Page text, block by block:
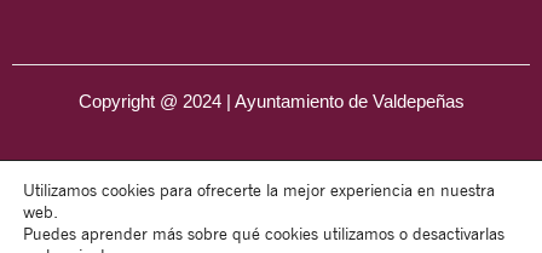
Copyright @ 2024 | Ayuntamiento de Valdepeñas
Utilizamos cookies para ofrecerte la mejor experiencia en nuestra
web.
Puedes aprender más sobre qué cookies utilizamos o desactivarlas